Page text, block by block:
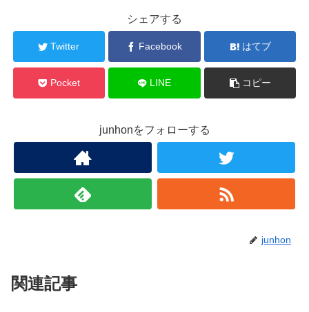
シェアする
Twitter Facebook はてブ
Pocket LINE コピー
junhonをフォローする
junhon
関連記事